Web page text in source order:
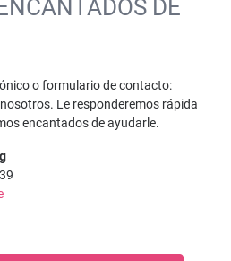
DE
o formulario de contacto:
Le responderemos rápida
encantados de ayudarle.